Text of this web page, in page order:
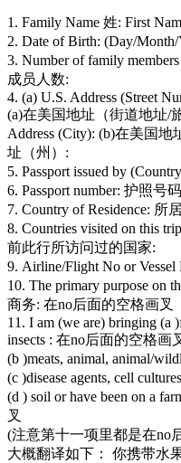
1. Family Name 姓: First
2. Date of Birth: (Day/
3. Number of family
成员人数:
4. (a) U.S. Address (Street
(a)在美国地址（街道地址/
Address (City): (b)在美国地
址（州）:
5. Passport issued by
6. Passport number: 护照号
7. Country of Residence: 所
8. Countries visited on this
前此行所访问过的国家:
9. Airline/Flight No or
10. The primary purpose on
商务: 在no后面的空格画叉
11. I am (we are) bringing (a
insects : 在no后面的空格画
(b )meats, animal, animal/
(c )disease agents, cell
(d ) soil or have been on a
叉
(注意第十一项里都是在no
大概翻译如下： 你携带水